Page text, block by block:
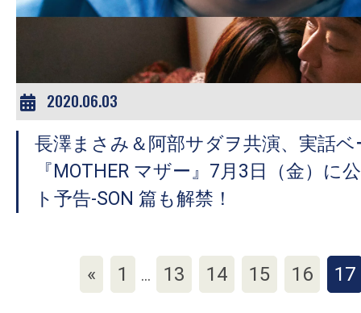
2020.06.03
長澤まさみ＆阿部サダヲ共演、実話
『MOTHER マザー』7月3日（金）に
ト予告-SON 篇も解禁！
« 1 … 13 14 15 16 17